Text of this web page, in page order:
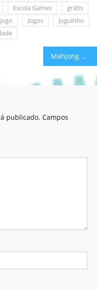
Escola Games
grátis
jogo Jogos
joguinho
Mahjong Solitaire
publicado. Campos